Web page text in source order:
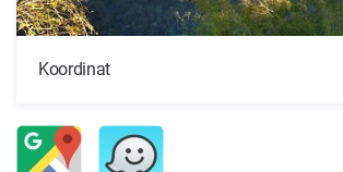
Koordinat